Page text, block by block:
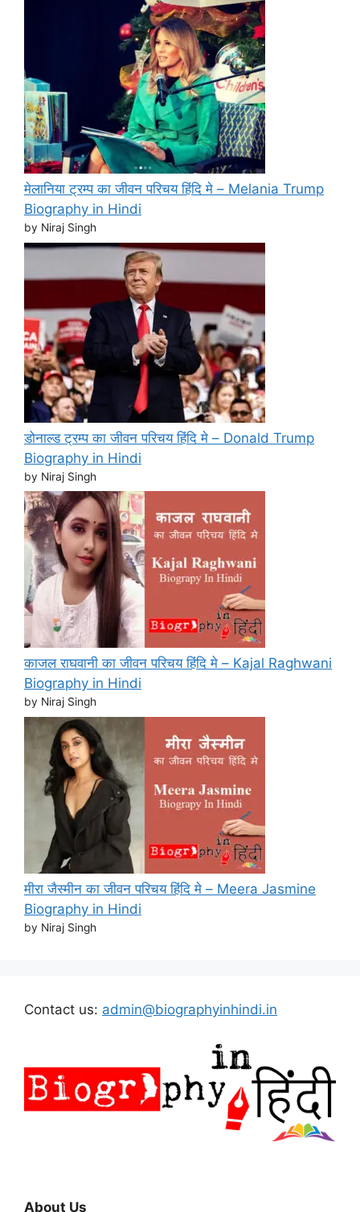
मेलानिया ट्रम्प का जीवन परिचय हिंदि मे – Melania Trump
Biography in Hindi
by Niraj Singh
डोनाल्ड ट्रम्प का जीवन परिचय हिंदि मे – Donald Trump
Biography in Hindi
by Niraj Singh
काजल राघवानी का जीवन परिचय हिंदि मे – Kajal Raghwani
Biography in Hindi
by Niraj Singh
मीरा जैस्मीन का जीवन परिचय हिंदि मे – Meera Jasmine
Biography in Hindi
by Niraj Singh
Contact us: admin@biographyinhindi.in
About Us